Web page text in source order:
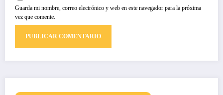
Guarda mi nombre, correo electrónico y web en este navegador para la próxima
vez que comente.